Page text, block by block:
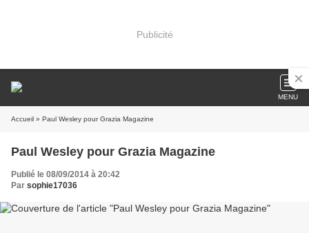
Publicité
MENU
Accueil » Paul Wesley pour Grazia Magazine
Paul Wesley pour Grazia Magazine
Publié le 08/09/2014 à 20:42
Par sophie17036